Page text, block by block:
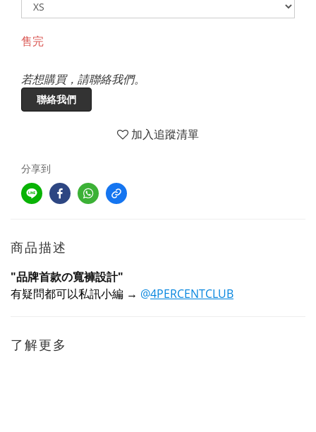
售完
若想購買，請聯絡我們。
聯絡我們
加入追蹤清單
分享到
商品描述
"品牌首款の寬褲設計"
有疑問都可以私訊小編 → @4PERCENTCLUB
了解更多